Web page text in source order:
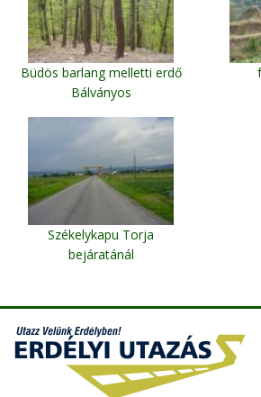
Büdös barlang melletti erdő
Bálványos
Székelykapu Torja
bejáratánál